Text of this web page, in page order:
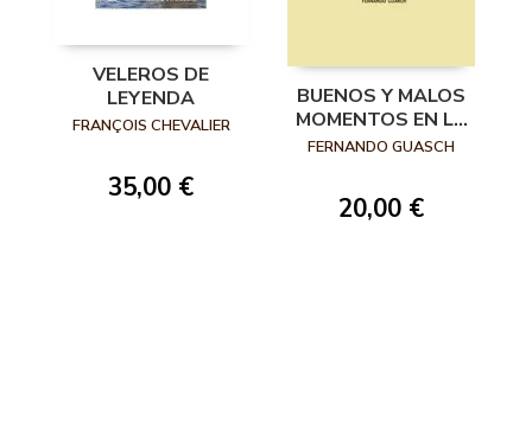
VELEROS DE
LEYENDA
FRANÇOIS CHEVALIER
35,00 €
BUENOS Y MALOS
MOMENTOS EN LA
MAR
FERNANDO GUASCH
20,00 €